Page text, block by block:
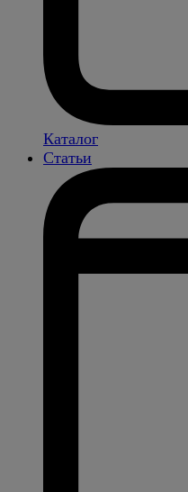
Каталог
Статьи